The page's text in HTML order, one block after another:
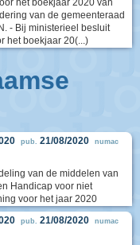
het boekjaar 2020 van
van de gemeenteraad
- Bij ministerieel besluit
het boekjaar 20(...)
pub. 21/08/2020 numac
van de middelen van
Handicap voor niet
voor het jaar 2020
pub. 21/08/2020 numac